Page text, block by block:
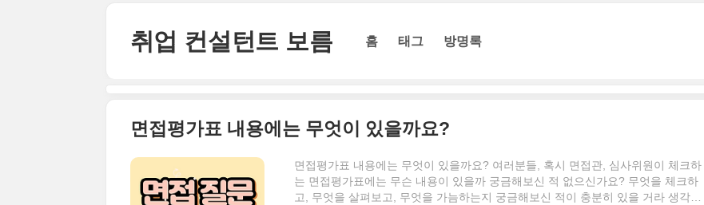
취업 컨설턴트 보름 홈 태그 방명록
면접평가표 내용에는 무엇이 있을까요?
면접평가표 내용에는 무엇이 있을까요? 여러분들, 혹시 면접관, 심사위원이 체크하
는 면접평가표에는 무슨 내용이 있을까 궁금해보신 적 없으신가요? 무엇을 체크하
고, 무엇을 살펴보고, 무엇을 가늠하는지 궁금해보신 적이 충분히 있을 거라 생각이